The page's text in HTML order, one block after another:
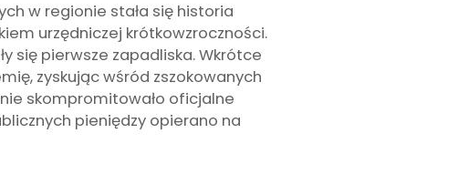
w regionie stała się historia
urzędniczej krótkowzroczności.
się pierwsze zapadliska. Wkrótce
zyskując wśród zszokowanych
skompromitowało oficjalne
pieniędzy opierano na